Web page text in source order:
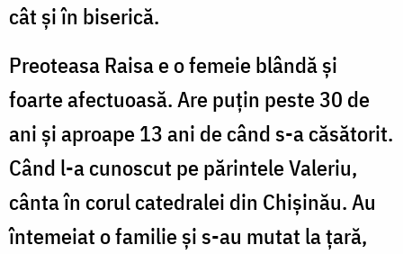
cât și în biserică.
Preoteasa Raisa e o femeie blândă și
foarte afectuoasă. Are puțin peste 30 de
ani și aproape 13 ani de când s-a căsătorit.
Când l-a cunoscut pe părintele Valeriu,
cânta în corul catedralei din Chișinău. Au
întemeiat o familie și s-au mutat la țară,